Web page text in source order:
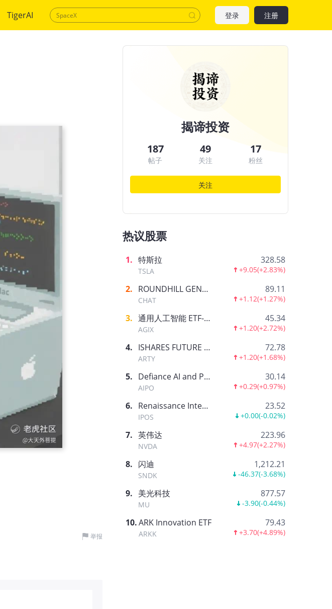
TigerAI 登录 注册
举报
揭谛投资
187
帖子
49
关注
17
粉丝
关注
热议股票
1. 特斯拉
TSLA
328.58
+9.05(+2.83%)
2. ROUNDHILL GENERATIVE AI & TECHNOLOGY ETF
CHAT
89.11
+1.12(+1.27%)
3. 通用人工智能 ETF-AGIX
AGIX
45.34
+1.20(+2.72%)
4. ISHARES FUTURE AI & TECH ETF
ARTY
72.78
+1.20(+1.68%)
5. Defiance AI and Power Infrastructure ETF
AIPO
30.14
+0.29(+0.97%)
6. Renaissance International IPO ETF
IPOS
23.52
+0.00(-0.02%)
7. 英伟达
NVDA
223.96
+4.97(+2.27%)
8. 闪迪
SNDK
1,212.21
-46.37(-3.68%)
9. 美光科技
MU
877.57
-3.90(-0.44%)
10.ARK Innovation ETF
ARKK
79.43
+3.70(+4.89%)